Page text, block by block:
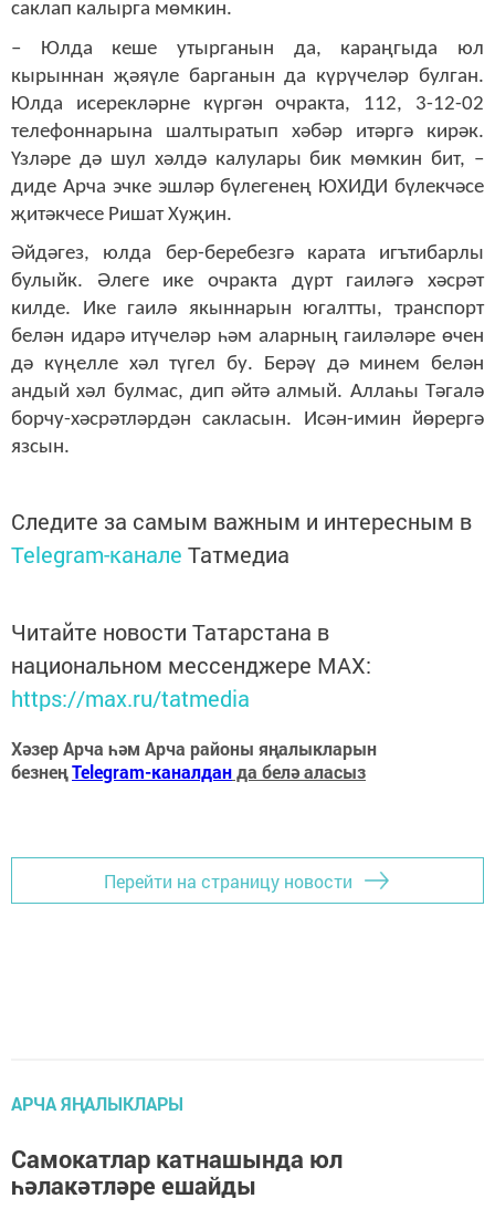
саклап калырга мөмкин.
– Юлда кеше утырганын да, караңгыда юл
кырыннан җәяүле барганын да күрүчеләр булган.
Юлда исерекләрне күргән очракта, 112, 3-12-02
телефоннарына шалтыратып хәбәр итәргә кирәк.
Үзләре дә шул хәлдә калулары бик мөмкин бит, –
диде Арча эчке эшләр бүлегенең ЮХИДИ бүлекчәсе
җитәкчесе Ришат Хуҗин.
Әйдәгез, юлда бер-беребезгә карата игътибарлы
булыйк. Әлеге ике очракта дүрт гаиләгә хәсрәт
килде. Ике гаилә якыннарын югалтты, транспорт
белән идарә итүчеләр һәм аларның гаиләләре өчен
дә күңелле хәл түгел бу. Берәү дә минем белән
андый хәл булмас, дип әйтә алмый. Аллаһы Тәгалә
борчу-хәсрәтләрдән сакласын. Исән-имин йөрергә
язсын.
Следите за самым важным и интересным в
Telegram-канале Татмедиа
Читайте новости Татарстана в
национальном мессенджере MАХ:
https://max.ru/tatmedia
Хәзер Арча һәм Арча районы яңалыкларын
безнеңTelegram-каналданда белә аласыз
Перейти на страницу новости
АРЧА ЯҢАЛЫКЛАРЫ
Самокатлар катнашында юл
һәлакәтләре ешайды